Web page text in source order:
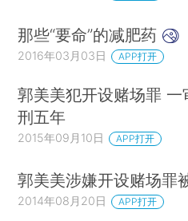
那些“要命”的减肥药
2016年03月03日 APP打开
郭美美犯开设赌场罪 一
刑五年
2015年09月10日 APP打开
郭美美涉嫌开设赌场罪
2014年08月20日 APP打开